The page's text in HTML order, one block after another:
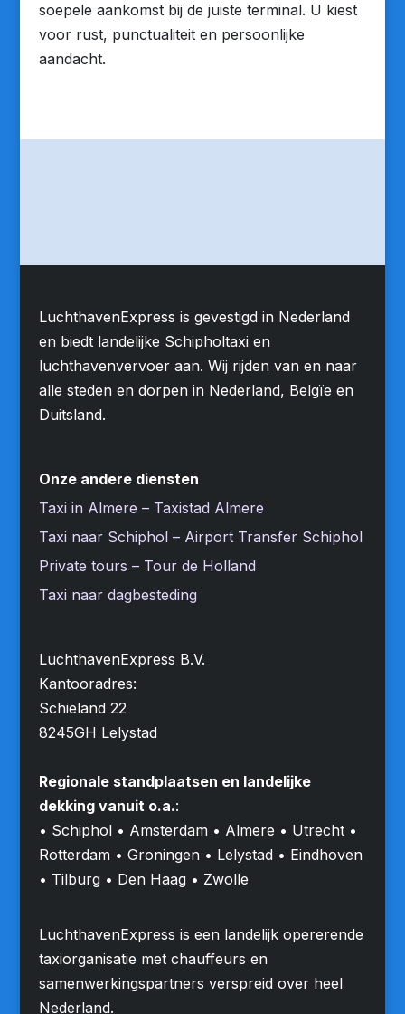
soepele aankomst bij de juiste terminal. U kiest
voor rust, punctualiteit en persoonlijke
aandacht.
LuchthavenExpress is gevestigd in Nederland
en biedt landelijke Schipholtaxi en
luchthavenvervoer aan. Wij rijden van en naar
alle steden en dorpen in Nederland, Belgïe en
Duitsland.
Onze andere diensten
Taxi in Almere – Taxistad Almere
Taxi naar Schiphol – Airport Transfer Schiphol
Private tours – Tour de Holland
Taxi naar dagbesteding
LuchthavenExpress B.V.
Kantooradres:
Schieland 22
8245GH Lelystad
Regionale standplaatsen en landelijke
dekking vanuit o.a.:
• Schiphol • Amsterdam • Almere • Utrecht •
Rotterdam • Groningen • Lelystad • Eindhoven
• Tilburg • Den Haag • Zwolle
LuchthavenExpress is een landelijk opererende
taxiorganisatie met chauffeurs en
samenwerkingspartners verspreid over heel
Nederland.